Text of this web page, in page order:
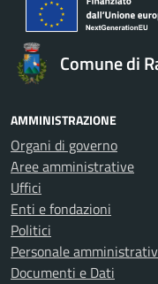
Comune di
AMMINISTRAZIONE
Organi di governo
Aree amministrative
Uffici
Enti e fondazioni
Politici
Personale
Documenti e Dati